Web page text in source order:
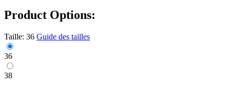
Product Options:
Taille: 36 Guide des tailles
36
38